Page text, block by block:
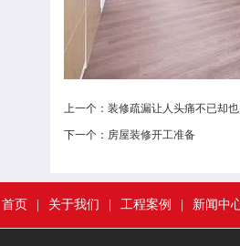
上一个： 装修疏漏让人头痛不已却
下一个： 房屋装修开工准备
首页 关于我们 工程案例 新闻中